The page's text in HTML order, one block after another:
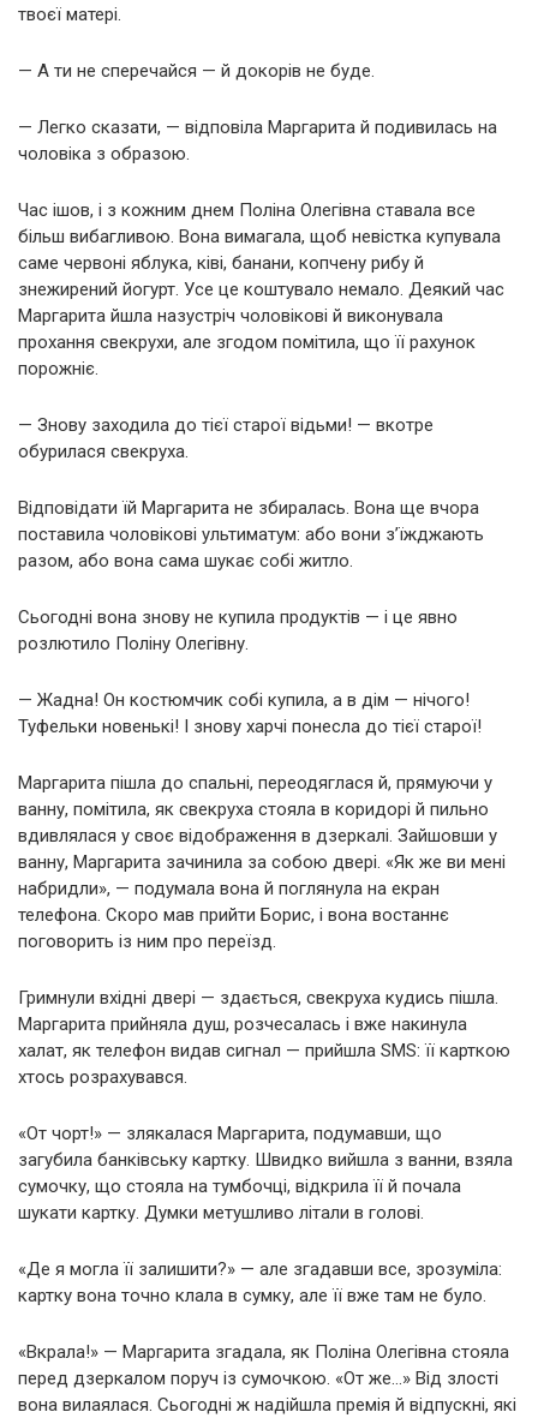
твоєї матері.
— А ти не сперечайся — й докорів не буде.
— Легко сказати, — відповіла Маргарита й подивилась на
чоловіка з образою.
Час ішов, і з кожним днем Поліна Олегівна ставала все
більш вибагливою. Вона вимагала, щоб невістка купувала
саме червоні яблука, ківі, банани, копчену рибу й
знежирений йогурт. Усе це коштувало немало. Деякий час
Маргарита йшла назустріч чоловікові й виконувала
прохання свекрухи, але згодом помітила, що її рахунок
порожніє.
— Знову заходила до тієї старої відьми! — вкотре
обурилася свекруха.
Відповідати їй Маргарита не збиралась. Вона ще вчора
поставила чоловікові ультиматум: або вони з’їжджають
разом, або вона сама шукає собі житло.
Сьогодні вона знову не купила продуктів — і це явно
розлютило Поліну Олегівну.
— Жадна! Он костюмчик собі купила, а в дім — нічого!
Туфельки новенькі! І знову харчі понесла до тієї старої!
Маргарита пішла до спальні, переодяглася й, прямуючи у
ванну, помітила, як свекруха стояла в коридорі й пильно
вдивлялася у своє відображення в дзеркалі. Зайшовши у
ванну, Маргарита зачинила за собою двері. «Як же ви мені
набридли», — подумала вона й поглянула на екран
телефона. Скоро мав прийти Борис, і вона востаннє
поговорить із ним про переїзд.
Гримнули вхідні двері — здається, свекруха кудись пішла.
Маргарита прийняла душ, розчесалась і вже накинула
халат, як телефон видав сигнал — прийшла SMS: її карткою
хтось розрахувався.
«От чорт!» — злякалася Маргарита, подумавши, що
загубила банківську картку. Швидко вийшла з ванни, взяла
сумочку, що стояла на тумбочці, відкрила її й почала
шукати картку. Думки метушливо літали в голові.
«Де я могла її залишити?» — але згадавши все, зрозуміла:
картку вона точно клала в сумку, але її вже там не було.
«Вкрала!» — Маргарита згадала, як Поліна Олегівна стояла
перед дзеркалом поруч із сумочкою. «От же…» Від злості
вона вилаялася. Сьогодні ж надійшла премія й відпускні, які